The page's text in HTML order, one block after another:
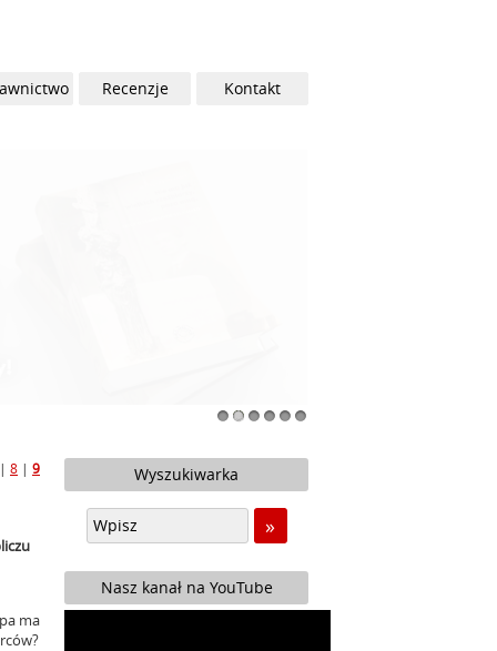
Kontakt
Recenzje
| 8 | 9
ma
Wyszukiwarka
Nasz kanał na YouTube